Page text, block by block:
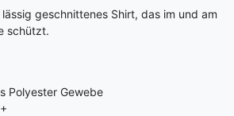
geschnittenes Shirt, das im und am
schützt.
Polyester Gewebe